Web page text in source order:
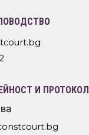
И ПРОТОКОЛ